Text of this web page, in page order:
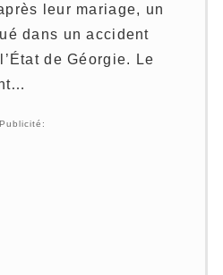
leur mariage, un
dans un accident
de Géorgie. Le
Publicité: